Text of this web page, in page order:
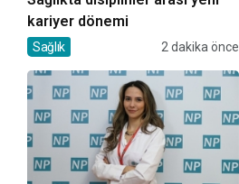
kariyer dönemi
Sağlık 2 dakika önce